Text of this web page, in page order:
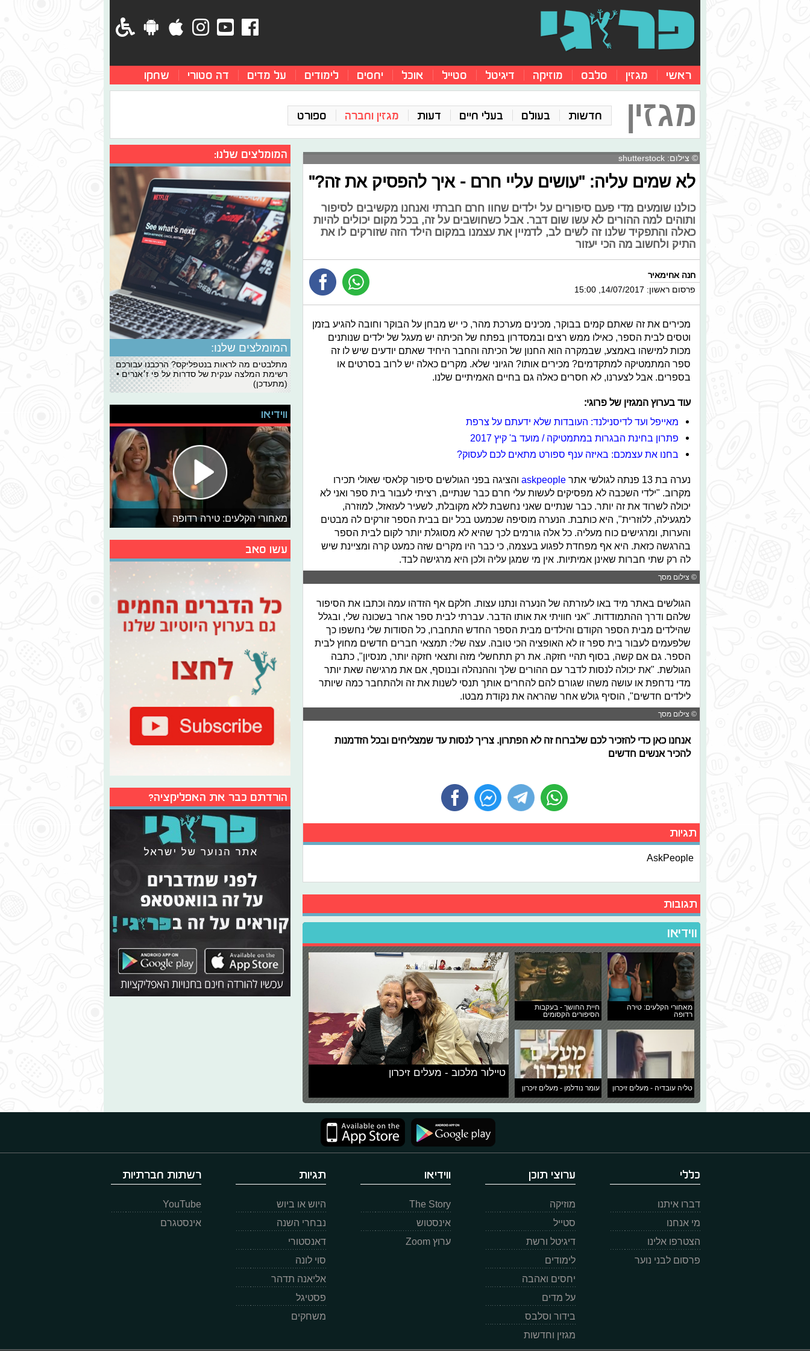
ראשי מגזין סלבס מוזיקה דיגיטל סטייל אוכל יחסים לימודים על מדים דה סטורי שחקו
מגזין חדשות בעולם בעלי חיים דעות מגזין וחברה ספורט
© צילום: shutterstock
לא שמים עליה: "עושים עליי חרם - איך להפסיק את זה?"
כולנו שומעים מדי פעם סיפורים על ילדים שחוו חרם חברתי ואנחנו מקשיבים לסיפור
ותוהים למה ההורים לא עשו שום דבר. אבל כשחושבים על זה, בכל מקום יכולים להיות
כאלה והתפקיד שלנו זה לשים לב, לדמיין את עצמנו במקום הילד הזה שזורקים לו את
התיק ולחשוב מה הכי יעזור
חנה אחימאיר
פרסום ראשון: 14/07/2017, 15:00
מכירים את זה שאתם קמים בבוקר, מכינים מערכת מהר, כי יש מבחן על הבוקר וחובה להגיע בזמן
וטסים לבית הספר, כאילו ממש רצים ובמסדרון בפתח של הכיתה יש מעגל של ילדים שנותנים
מכות למישהו באמצע, שבמקרה הוא החנון של הכיתה והחבר היחיד שאתם יודעים שיש לו זה
ספר המתמטיקה למתקדמים? מכירים אותו? הגיוני שלא. מקרים כאלה יש לרוב בסרטים או
בספרים. אבל לצערנו, לא חסרים כאלה גם בחיים האמיתיים שלנו.
עוד בערוץ המגזין של פרוגי:
מאייפל ועד לדיסנילנד: העובדות שלא ידעתם על צרפת
פתרון בחינת הבגרות במתמטיקה / מועד ב' קיץ 2017
בחנו את עצמכם: באיזה ענף ספורט מתאים לכם לעסוק?
נערה בת 13 פנתה לגולשי אתר askpeople והציגה בפני הגולשים סיפור קלאסי שאולי תכירו
מקרוב. "ילדי השכבה לא מפסיקים לעשות עלי חרם כבר שנתיים, רציתי לעבור בית ספר ואני לא
יכולה לשרוד את זה יותר. כבר שנתיים שאני נחשבת ללא מקובלת, לשעיר לעזאזל, למוזרה,
למגעילה, ללוזרית", היא כותבת. הנערה מוסיפה שכמעט בכל יום בבית הספר זורקים לה מבטים
והערות, ומרגישים כוח מעליה. כל אלה גורמים לכך שהיא לא מסוגלת יותר לקום לבית הספר
בהרגשה כזאת. היא אף מפחדת לפגוע בעצמה, כי כבר היו מקרים שזה כמעט קרה ומציינת שיש
לה רק שתי חברות שאינן אמיתיות. אין מי שמגן עליה ולכן היא מרגישה לבד.
© צילום מסך
הגולשים באתר מיד באו לעזרתה של הנערה ונתנו עצות. חלקם אף הזדהו עמה וכתבו את הסיפור
שלהם ודרך ההתמודדות. "אני חוויתי את אותו הדבר. עברתי לבית ספר אחר בשכונה שלי, ובגלל
שהילדים מבית הספר הקודם והילדים מבית הספר החדש התחברו, כל הסודות שלי נחשפו כך
שלפעמים לעבור בית ספר זו לא האופציה הכי טובה. עצה שלי: תמצאי חברים חדשים מחוץ לבית
הספר. גם אם קשה, בסוף תהיי חזקה. את רק תתחשלי מזה ותצאי חזקה יותר, מנסיון", כתבה
הגולשת. "את יכולה לנסות לדבר עם ההורים שלך וההנהלה ובנוסף, אם את מרגישה שאת יותר
מדי נדחפת או עושה משהו שגורם להם להחרים אותך תנסי לשנות את זה ולהתחבר כמה שיותר
לילדים חדשים", הוסיף גולש אחר שהראה את נקודת מבטו.
© צילום מסך
אנחנו כאן כדי להזכיר לכם שלברוח זה לא הפתרון. צריך לנסות עד שמצליחים ובכל הזדמנות
להכיר אנשים חדשים
תגיות
AskPeople
תגובות
ווידיאו
מאחורי הקלעים: טירה
רדופה
חיית החושך - בעקבות
הסיפורים הקסומים
טליה עובדיה - מעלים זיכרון עומר נודלמן - מעלים זיכרון
טיילור מלכוב - מעלים זיכרון
המומלצים שלנו:
המומלצים שלנו:
מתלבטים מה לראות בנטפליקס? הרכבנו עבורכם
רשימת המלצה ענקית של סדרות על פי ז׳אנרים •
(מתעדכן)
ווידיאו
מאחורי הקלעים: טירה רדופה
עשו סאב
הורדתם כבר את האפליקציה?
כללי
דברו איתנו
מי אנחנו
הצטרפו אלינו
פרסום לבני נוער
ערוצי תוכן
מוזיקה
סטייל
דיגיטל ורשת
לימודים
יחסים ואהבה
על מדים
בידור וסלבס
מגזין וחדשות
ווידיאו
The Story
אינסטוש
ערוץ Zoom
תגיות
היוש או ביוש
נבחרי השנה
דאנסטורי
סוי לונה
אליאנה תדהר
פסטיגל
משחקים
רשתות חברתיות
YouTube
אינסטגרם